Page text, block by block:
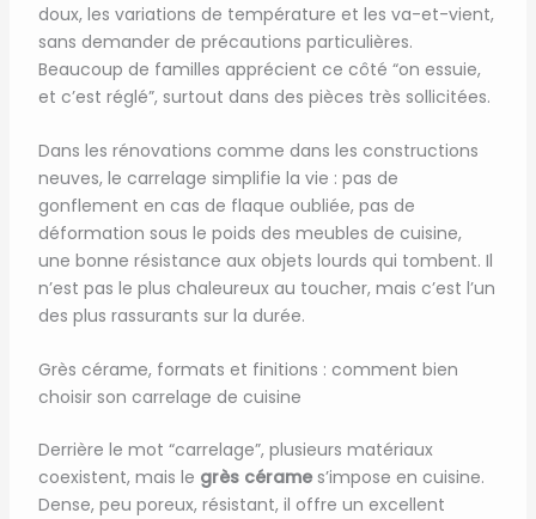
doux, les variations de température et les va-et-vient,
sans demander de précautions particulières.
Beaucoup de familles apprécient ce côté “on essuie,
et c’est réglé”, surtout dans des pièces très sollicitées.
Dans les rénovations comme dans les constructions
neuves, le carrelage simplifie la vie : pas de
gonflement en cas de flaque oubliée, pas de
déformation sous le poids des meubles de cuisine,
une bonne résistance aux objets lourds qui tombent. Il
n’est pas le plus chaleureux au toucher, mais c’est l’un
des plus rassurants sur la durée.
Grès cérame, formats et finitions : comment bien
choisir son carrelage de cuisine
Derrière le mot “carrelage”, plusieurs matériaux
coexistent, mais le grès cérames’impose en cuisine.
Dense, peu poreux, résistant, il offre un excellent